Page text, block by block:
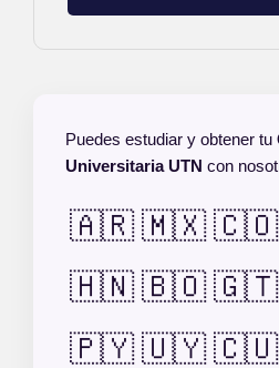
Puedes estudiar y obtener tu
Universitaria UTN con
🇦🇷 🇲🇽 🇨🇴
🇭🇳 🇧🇴 🇬🇹
🇵🇾 🇺🇾 🇨🇺